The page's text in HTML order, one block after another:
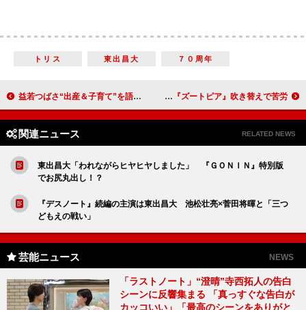
トリス 東出昌大 ７０周年
益若つばさ“出産＆子育て”を語る 「景色が１８０度変わった」 上戸彩「こてんぱんにやられました」 『ズートピア』吹き替えで苦労
関連ニュース RELATED NEWS
東出昌大「われながらヒヤヒヤしました」 『ＧＯＮＩＮ』特別版
でお尻丸出し！？
『デスノート』続編の主演は東出昌大 池松壮亮×菅田将暉と「三つ
どもえの戦い」
芸能ニュース NEWS
「ラストノート」“澄晴”寺西拓人の告白
シーンに反響集まる 「真っすぐな告白が
カッコいい」「最高のシーンをありがと